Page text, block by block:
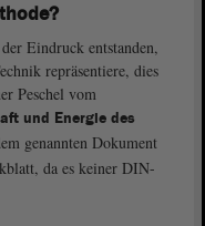
Eindruck entstanden,
repräsentiere, dies
Peschel vom
und Energie des
genannten Dokument
da es keiner DIN-